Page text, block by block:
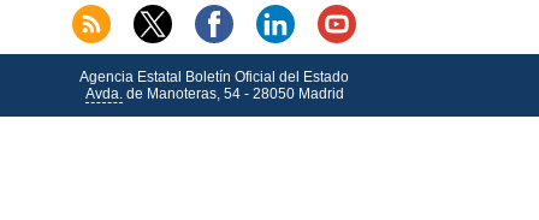
Agencia Estatal Boletín Oficial del Estado
Avda.de Manoteras, 54 - 28050 Madrid